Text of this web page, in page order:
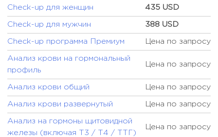
Check-up для женщин 435 USD
Check-up для мужчин 388 USD
Check-up программа Премиум Цена по запросу
Анализ крови на гормональный
профиль
Цена по запросу
Анализ крови общий Цена по запросу
Анализ крови развернутый Цена по запросу
Анализ на гормоны щитовидной
железы (включая Т3 / Т4 / ТТГ)
Цена по запросу